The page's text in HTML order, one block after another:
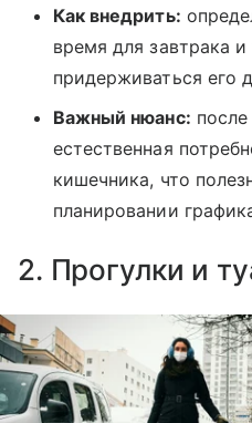
Как внедрить:
время для завтрака
придерживаться его
Важный нюанс:
естественная
кишечника, что
планировании
2. Прогулки и